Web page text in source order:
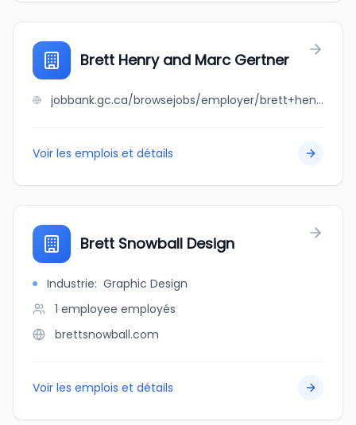
Brett Henry and Marc Gertner
jobbank.gc.ca/browsejobs/employer/brett+henry+and+marc+gertner/ca
Voir les emplois et détails
Brett Snowball Design
Industrie: Graphic Design
1 employee employés
brettsnowball.com
Voir les emplois et détails